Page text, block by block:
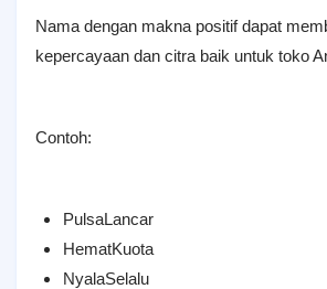
Nama dengan makna positif dapat
kepercayaan dan citra baik untuk toko
Contoh:
PulsaLancar
HematKuota
NyalaSelalu